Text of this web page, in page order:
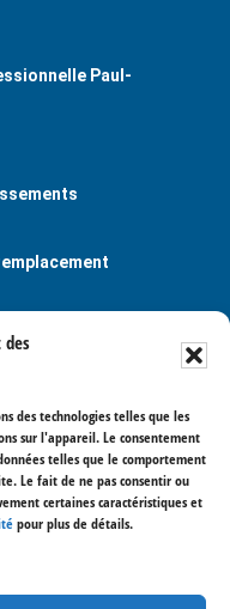
des technologies telles que les
sur l'appareil. Le consentement
telles que le comportement
Le fait de ne pas consentir ou
certaines caractéristiques et
pour plus de détails.
Paul-
J7V 6B1